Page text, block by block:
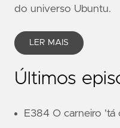
do universo Ubuntu.
LER MAIS
Últimos
E384 O carneiro 'tá